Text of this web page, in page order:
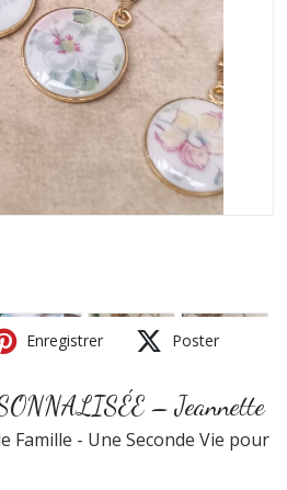
Enregistrer Poster
– Jeannette
Famille - Une Seconde Vie pour